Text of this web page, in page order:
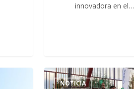
innovadora en el…
NOTICIA